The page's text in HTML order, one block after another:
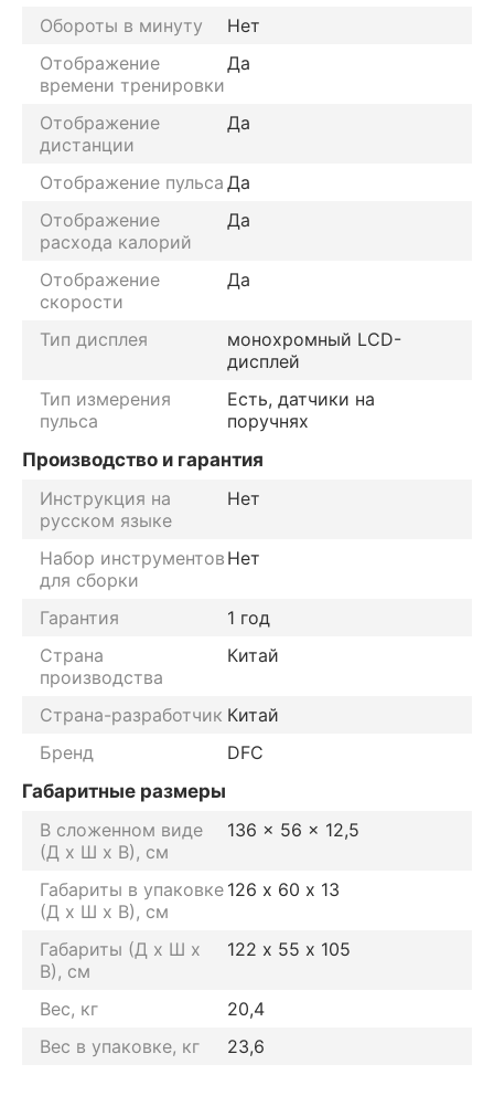
Обороты в минуту
Нет
Отображение
времени тренировки
Да
Отображение
дистанции
Да
Отображение пульса Да
Отображение
расхода калорий
Да
Отображение
скорости
Да
Тип дисплея
монохромный LCD-
дисплей
Тип измерения
пульса
Есть, датчики на
поручнях
Производство и гарантия
Инструкция на
русском языке
Нет
Набор инструментов
для сборки
Нет
Гарантия
1 год
Страна
производства
Китай
Страна-разработчик Китай
Бренд
DFC
Габаритные размеры
В сложенном виде
(Д х Ш х В), см
136 x 56 x 12,5
Габариты в упаковке
(Д х Ш х В), см
126 х 60 х 13
Габариты (Д х Ш х
В), см
122 х 55 х 105
Вес, кг
20,4
Вес в упаковке, кг
23,6